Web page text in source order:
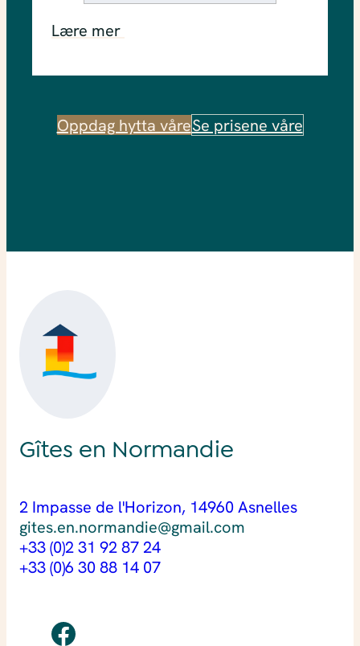
Lære mer
Oppdag hytta våreSe prisene våre
Gîtes en Normandie
2 Impasse de l'Horizon, 14960 Asnelles
gites.en.normandie@gmail.com
+33 (0)2 31 92 87 24
+33 (0)6 30 88 14 07